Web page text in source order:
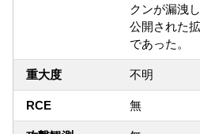
クンが漏洩
公開された
であった。
重大度 不明
RCE 無